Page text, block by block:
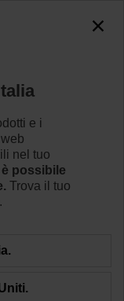
e i
nel tuo
possibile
Trova il tuo